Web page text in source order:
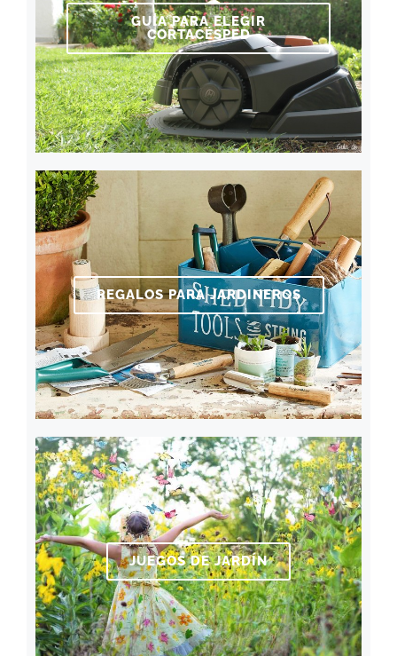
GUÍA PARA ELEGIR
CORTACÉSPED
REGALOS PARA JARDINEROS
JUEGOS DE JARDÍN